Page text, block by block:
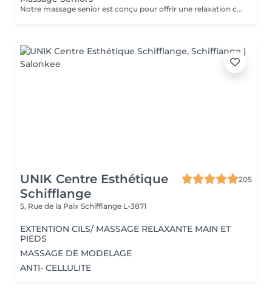
Notre massage senior est conçu pour offrir une relaxation ciblée, quelle que soit la zone sollicitée. Il vise à détendre les muscles, à atténuer les raideurs et à soulager certaines douleurs, notamment celles liées à des problèmes comme l'arthrose. Avec l'âge, des zones telles que la nuque ou le bas du dos ont tendance à se raidir et à perdre en souplesse. Le massage de ces zones permet à la personne de retrouver un meilleur confort et une plus grande mobilité. Nous avons pris le temps d'étudier chaque détail pour vous offrir une expérience de bien-être authentique, vous permettant de vous évader du stress quotidien et de vous détendre pleinement. Découvrez également nos offres spéciales avec nos cartes FORFAITS disponibles sur notre site Web. Idéal également comme idée cadeau originale, pour surprendre et faire plaisir. Pour en savoir plus et découvrir l'ensemble de nos prestations, cliquez ici : https://www.oxyzen.lu Avertissement : Nos soins sont dédiés au bien-être et à la relaxation. Ils ne remplacent pas un suivi médical et ne relèvent pas de la kinésithérapie.
UNIK Centre Esthétique
Schifflange
205
5, Rue de la Paix Schifflange L-3871
EXTENTION CILS/ MASSAGE RELAXANTE MAIN ET
PIEDS
MASSAGE DE MODELAGE
ANTI- CELLULITE